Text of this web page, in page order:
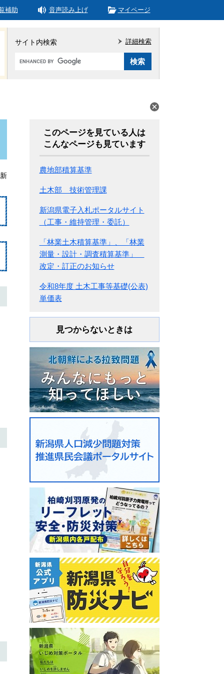
補助 音声読み上げ マイページ
サイト内検索
Google
詳細検索
このページを見ている人は
こんなページも見ています
農地部積算基準
土木部 技術管理課
新潟県電子入札ポータルサイト
（工事・維持管理・委託）
「林業土木積算基準」、「林業
測量・設計・調査積算基準」
改定・訂正のお知らせ
令和8年度 土木工事等基礎(公表)
単価表
見つからないときは